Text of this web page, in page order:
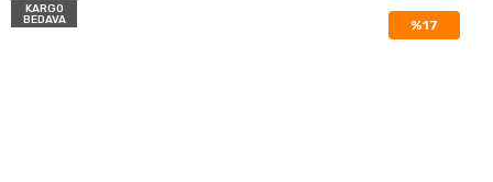
KARGO
BEDAVA
%17